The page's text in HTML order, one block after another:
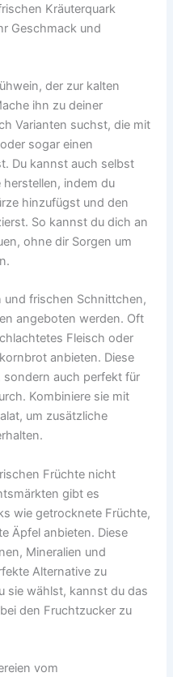
Kräuterquark
Geschmack und
der zur kalten
ihn zu deiner
Varianten suchst, die mit
sogar einen
Du kannst auch selbst
herstellen, indem du
hinzufügst und den
So kannst du dich an
ohne dir Sorgen um
und frischen Schnittchen,
angeboten werden. Oft
Fleisch oder
anbieten. Diese
auch perfekt für
Kombiniere sie mit
um zusätzliche
Früchte nicht
gibt es
wie getrocknete Früchte,
Äpfel anbieten. Diese
Mineralien und
Alternative zu
sie wählst, kannst du das
den Fruchtzucker zu
vom